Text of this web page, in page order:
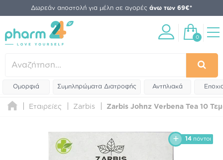
Δωρεάν αποστολή για μέλη σε αγορές άνω των 69€*
0
Ομορφιά Συμπληρώματα Διατροφής Αντηλιακά
Εταιρείες Zarbis Zarbis Johnz Verbena Tea 10
14 πόντοι